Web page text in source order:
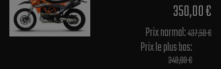
350,00 €
Prix normal​:437,50 €
Prix le plus bas:
348,00 €